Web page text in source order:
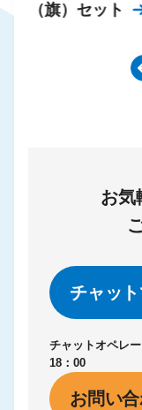
（旗）セット
お気
チャッ
チャットオペレ
18：00
お問い